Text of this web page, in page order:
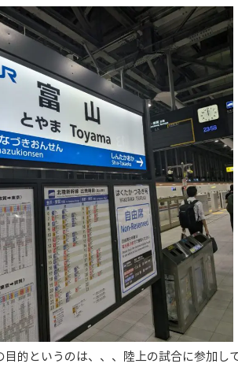
目的というのは、、、陸上の試合に参加し